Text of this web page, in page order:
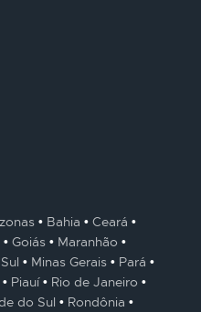
Bahia
Ceará
Goiás
Maranhão
Minas Gerais
Pará
Piauí
Rio de Janeiro
do Sul Rondônia